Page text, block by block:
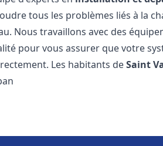
tous les problèmes liés à la
Nous travaillons avec des
pour vous assurer que votre
Les habitants deSaint